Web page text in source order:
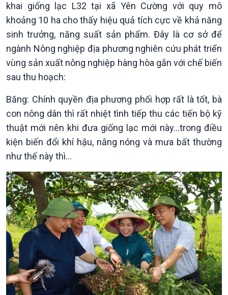
Tin Văn hoá & Du lịch
Chát với người nổi tiếng
Câu chuyện Thể thao
Ảnh
Video
Infographic
E-Magazine
khai giống lạc L32 tại xã Yên Cường với quy mô
khoảng 10 ha cho thấy hiệu quả tích cực về khả năng
sinh trưởng, năng suất sản phẩm. Đây là cơ sở để
ngành Nông nghiệp địa phương nghiên cứu phát triển
vùng sản xuất nông nghiệp hàng hòa gắn với chế biến
sau thu hoạch:
Băng: Chính quyền địa phương phối hợp rất là tốt, bà
con nông dân thì rất nhiệt tình tiếp thu các tiến bộ kỹ
thuật mới nên khi đưa giống lạc mới này…trong điều
kiện biến đổi khí hậu, nắng nóng và mưa bất thường
như thế này thì…